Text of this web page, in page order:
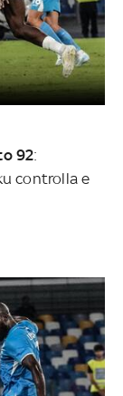
92:
controlla e